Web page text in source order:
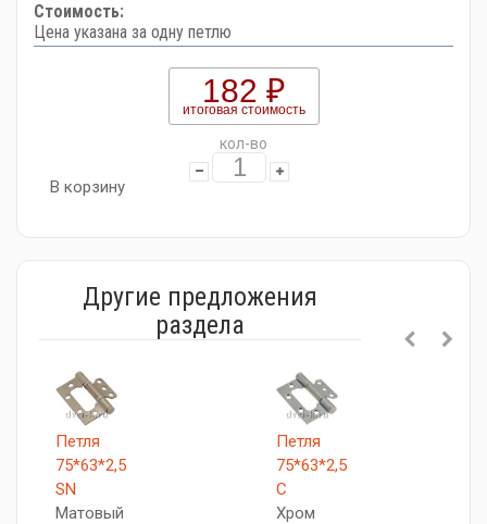
Стоимость:
Цена указана за одну петлю
182 ₽
итоговая стоимость
кол-во
В корзину
Другие предложения
раздела
Петля
75*63*2,5
SN
Матовый
Петля
75*63*2,5
C
Хром